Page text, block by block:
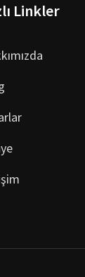
Linkler